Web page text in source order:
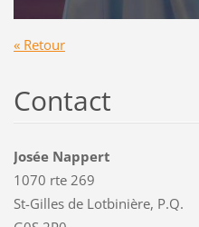
« Retour
Contact
Josée Nappert
1070 rte 269
St-Gilles de Lotbinière, P.Q.